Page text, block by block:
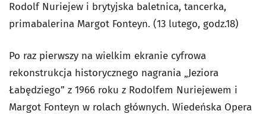
Rodolf Nuriejew i brytyjska baletnica, tancerka,
primabalerina Margot Fonteyn. (13 lutego, godz.18)
Po raz pierwszy na wielkim ekranie cyfrowa
rekonstrukcja historycznego nagrania „Jeziora
Łabędziego” z 1966 roku z Rodolfem Nuriejewem i
Margot Fonteyn w rolach głównych. Wiedeńska Opera